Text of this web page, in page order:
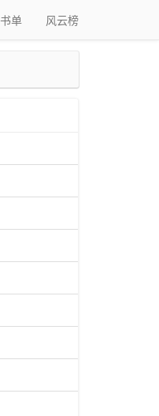
书单 风云榜